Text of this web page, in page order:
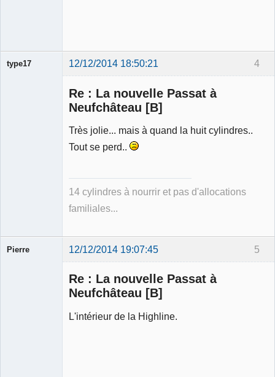
4
type17 12/12/2014 18:50:21
Re : La nouvelle Passat à
Neufchâteau [B]
Très jolie... mais à quand la huit cylindres..
Tout se perd..
14 cylindres à nourrir et pas d'allocations
familiales...
5
Pierre 12/12/2014 19:07:45
Re : La nouvelle Passat à
Neufchâteau [B]
L'intérieur de la Highline.